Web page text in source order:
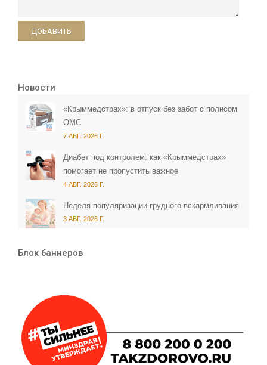
ДОБАВИТЬ
Новости
«Крыммедстрах»: в отпуск без забот с полисом
ОМС
7 АВГ. 2026 Г.
Диабет под контролем: как «Крыммедстрах»
помогает не пропустить важное
4 АВГ. 2026 Г.
Неделя популяризации грудного вскармливания
3 АВГ. 2026 Г.
Блок баннеров